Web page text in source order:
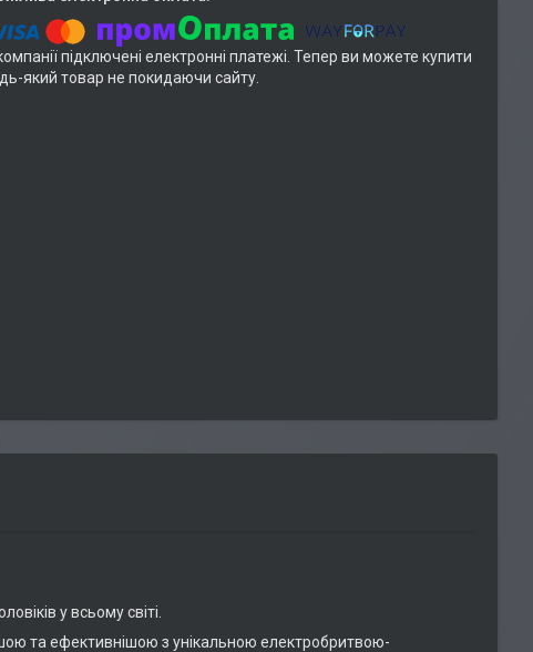
підключені електронні платежі. Тепер ви можете купити
який товар не покидаючи сайту.
у всьому світі.
та ефективнішою з унікальною електробритвою-